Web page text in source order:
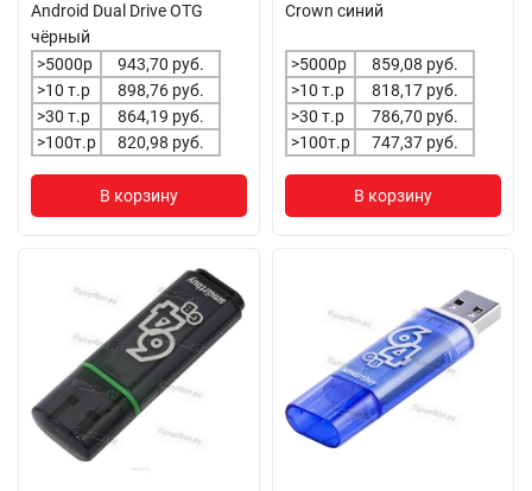
Android Dual Drive OTG
чёрный
>5000р
943,70 руб.
>10 т.р
898,76 руб.
>30 т.р
864,19 руб.
>100т.р
820,98 руб.
В корзину
Crown синий
>5000р
859,08 руб.
>10 т.р
818,17 руб.
>30 т.р
786,70 руб.
>100т.р
747,37 руб.
В корзину